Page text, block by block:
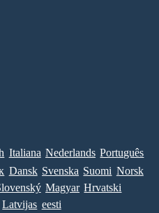
Italiana Nederlands Português
Dansk Svenska Suomi Norsk
Magyar Hrvatski
Latvijas eesti